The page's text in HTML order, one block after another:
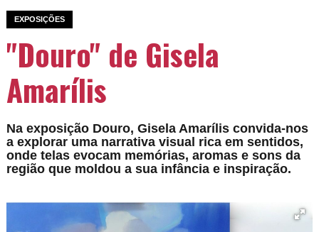
EXPOSIÇÕES
"Douro" de Gisela
Amarílis
Na exposição Douro, Gisela Amarílis convida-nos
a explorar uma narrativa visual rica em sentidos,
onde telas evocam memórias, aromas e sons da
região que moldou a sua infância e inspiração.